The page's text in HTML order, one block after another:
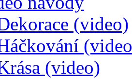
(video)
(video)